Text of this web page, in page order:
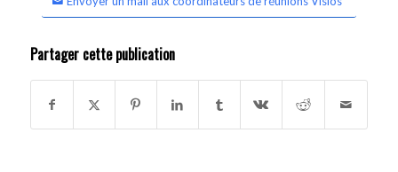
Partager cette publication